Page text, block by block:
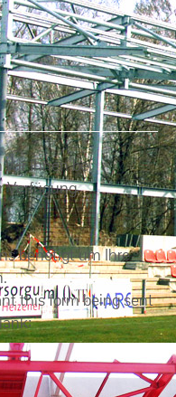
wir Ihnen bei
Verfügung.
benötigt um Ihre
this form being sent